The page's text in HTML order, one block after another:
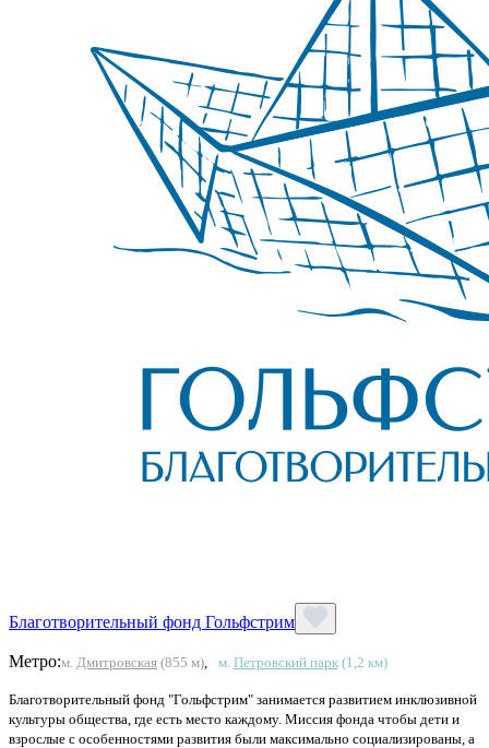
Благотворительный фонд Гольфстрим
Метро:м. Дмитровская (855 м) м. Петровский парк(1,2 км)
Благотворительный фонд "Гольфстрим" занимается развитием инклюзивной
культуры общества, где есть место каждому. Миссия фонда чтобы дети и
взрослые с особенностями развития были максимально социализированы, а